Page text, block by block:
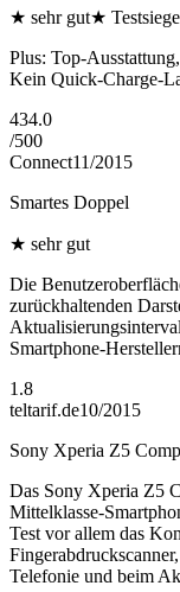
★ sehr gut★
Plus: Top-
Kein Quick-Charge-
434.0
/500
Connect11/2015
Smartes Doppel
★ sehr gut
Die
zurückhaltenden
Smartphone-
1.8
teltarif.de10/2015
Sony Xperia Z5
Das Sony Xperia Z5
Mittelklasse-
Test vor allem das
Telefonie und beim